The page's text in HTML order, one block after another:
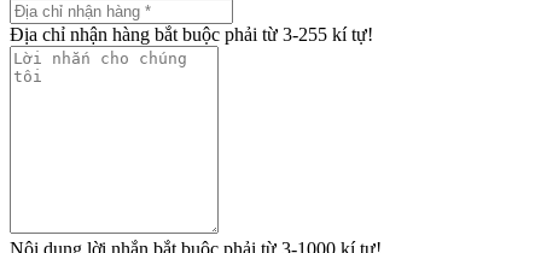
Địa chỉ nhận hàng bắt buộc phải từ 3-255 kí tự!
Nội dung lời nhắn bắt buộc phải từ 3-1000 kí tự!